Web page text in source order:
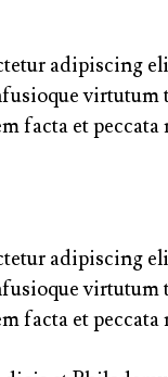
adipiscing
facta et
adipiscing
facta et